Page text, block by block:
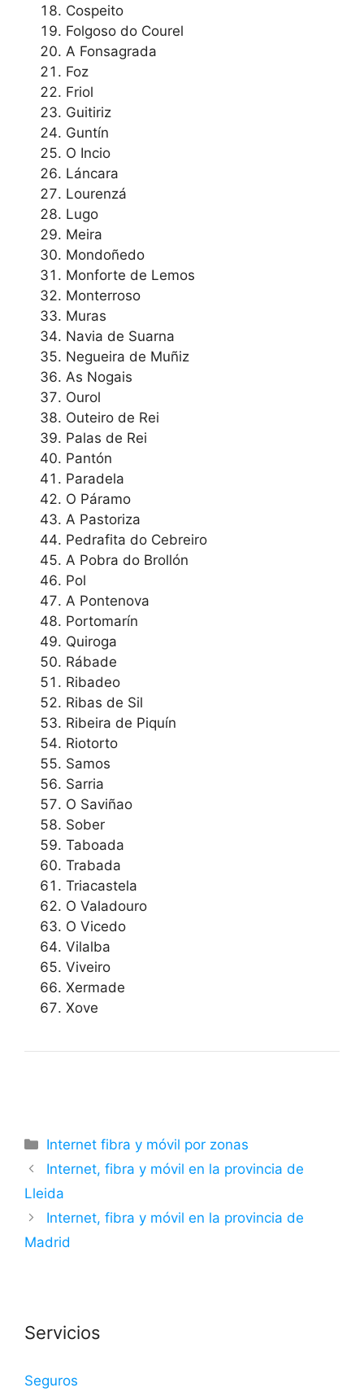
Cospeito
Folgoso do Courel
A Fonsagrada
Foz
Friol
Guitiriz
Guntín
O Incio
Láncara
Lourenzá
Lugo
Meira
Mondoñedo
Monforte de Lemos
Monterroso
Muras
Navia de Suarna
Negueira de Muñiz
As Nogais
Ourol
Outeiro de Rei
Palas de Rei
Pantón
Paradela
O Páramo
A Pastoriza
Pedrafita do Cebreiro
A Pobra do Brollón
Pol
A Pontenova
Portomarín
Quiroga
Rábade
Ribadeo
Ribas de Sil
Ribeira de Piquín
Riotorto
Samos
Sarria
O Saviñao
Sober
Taboada
Trabada
Triacastela
O Valadouro
O Vicedo
Vilalba
Viveiro
Xermade
Xove
Categorías
Internet fibra y móvil por zonas
Internet, fibra y móvil en la provincia de
Lleida
Internet, fibra y móvil en la provincia de
Madrid
Servicios
Seguros